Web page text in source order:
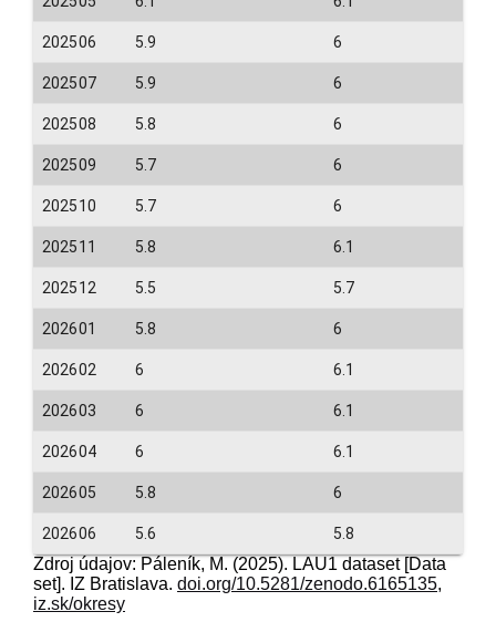
202506 5.9 6
202507 5.9 6
202508 5.8 6
202509 5.7 6
202510 5.7 6
202511 5.8 6.1
202512 5.5 5.7
202601 5.8 6
202602 6 6.1
202603 6 6.1
202604 6 6.1
202605 5.8 6
202606 5.6 5.8
Zdroj údajov: Páleník, M. (2025). LAU1 dataset [Data
set]. IZ Bratislava. doi.org/10.5281/zenodo.6165135,
iz.sk/okresy